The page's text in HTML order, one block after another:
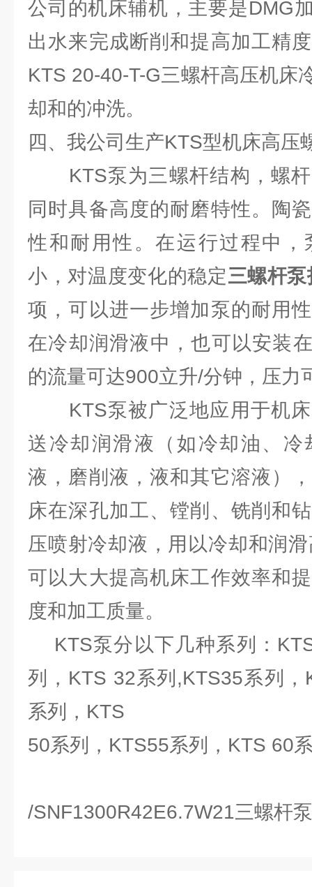
公司的机床辅机，主要是DMG
出水来完成断削和提高加工精
KTS 20-40-T-G三螺杆高压机床
却和的冲洗。
四、我公司生产KTS型机床高压
KTS泵为三螺杆结构，螺杆
同时具备高度的耐磨特性。陶
性和耐用性。在运行过程中，
小，对温度变化的稳定三螺杆泵
项，可以进一步增加泵的耐用
在冷却润滑液中，也可以安装
的流量可达900立升/分钟，压力
KTS泵被广泛地应用于机床
送冷却润滑液（如冷却油、
液，磨削液，液和其它溶液）
床在深孔加工、镗削、铣削和
压喷射冷却液，用以冷却和润
可以大大提高机床工作效率和
度和加工质量。
KTS泵分以下几种系列：
列，KTS 32系列,KTS35系列
系列，KTS
50系列，KTS55系列，KTS 60
/SNF1300R42E6.7W21三螺杆